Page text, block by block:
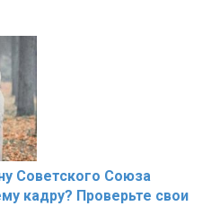
Советского Союза
кадру? Проверьте свои